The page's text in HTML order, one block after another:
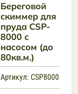
Береговой
скиммер для
пруда CSP-
8000 с
насосом (до
80кв.м.)
Артикул: CSP8000